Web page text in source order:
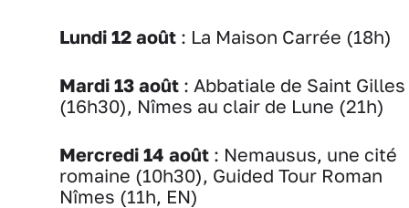
Lundi 12 août : La Maison Carrée (18h)
Mardi 13 août : Abbatiale de Saint Gilles
(16h30), Nîmes au clair de Lune (21h)
Mercredi 14 août : Nemausus, une cité
romaine (10h30), Guided Tour Roman
Nîmes (11h, EN)